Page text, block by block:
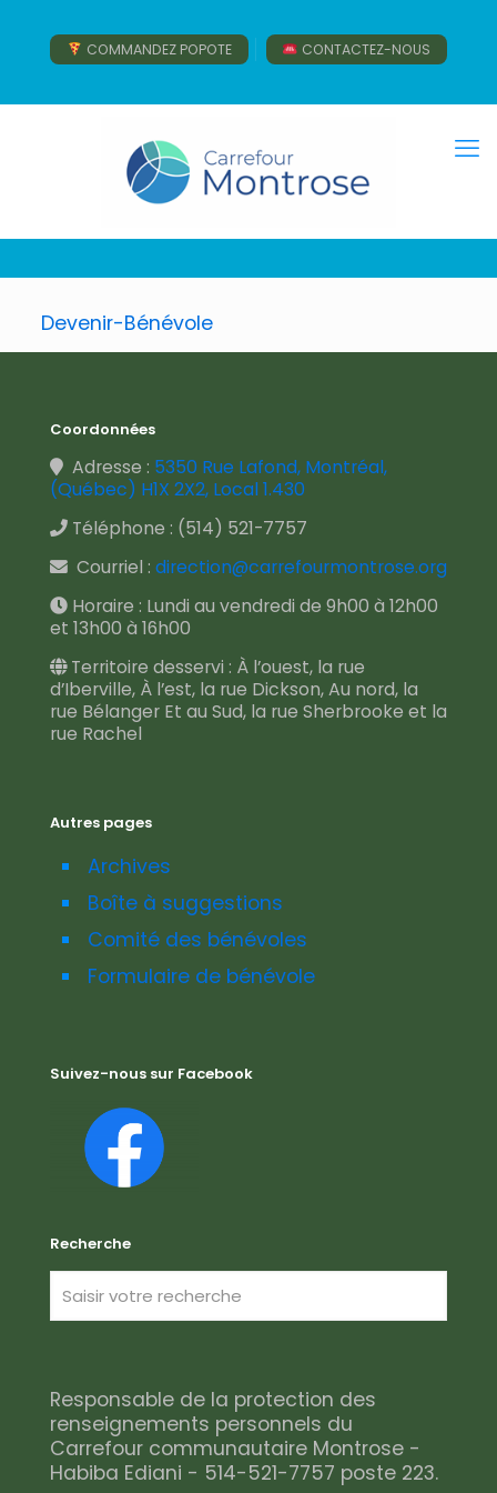
COMMANDEZ POPOTE CONTACTEZ-NOUS
Devenir-Bénévole
Coordonnées
Adresse : 5350 Rue Lafond, Montréal,
(Québec) H1X 2X2, Local 1.430
Téléphone : (514) 521-7757
Courriel : direction@carrefourmontrose.org
Horaire : Lundi au vendredi de 9h00 à 12h00
et 13h00 à 16h00
Territoire desservi : À l’ouest, la rue
d’Iberville, À l’est, la rue Dickson, Au nord, la
rue Bélanger Et au Sud, la rue Sherbrooke et la
rue Rachel
Autres pages
Archives
Boîte à suggestions
Comité des bénévoles
Formulaire de bénévole
Suivez-nous sur Facebook
Recherche
Responsable de la protection des
renseignements personnels du
Carrefour communautaire Montrose -
Habiba Ediani - 514-521-7757 poste 223.